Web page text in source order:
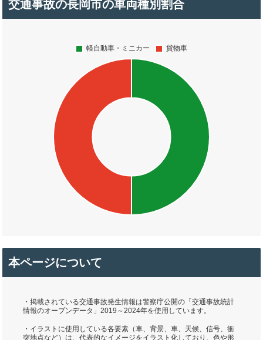
交通事故の長岡市の車両種別割合
本ページについて
・掲載されている交通事故発生情報は警察庁公開の「交通事故統計
情報のオープンデータ」2019～2024年を使用しています。
・イラストに使用している各要素（車、背景、車、天候、信号、衝
突地点など）は、代表的なイメージをイラスト化しており、色や形